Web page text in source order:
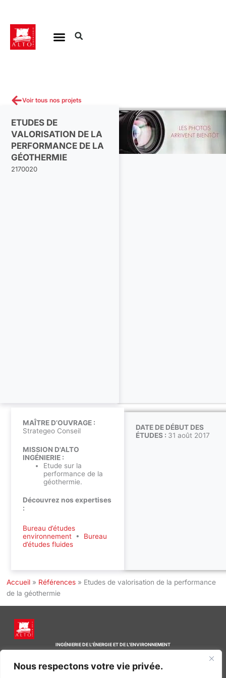
Nous respectons votre vie privée.
contenu
Voir tous nos projets
ETUDES DE
VALORISATION DE LA
PERFORMANCE DE LA
GÉOTHERMIE
2170020
DATE DE DÉBUT DES
ÉTUDES : 31 août 2017
MAÎTRE D’OUVRAGE :
Strategeo Conseil
MISSION D'ALTO
INGÉNIERIE :
Etude sur la
performance de la
géothermie.
Découvrez nos expertises
:
Bureau d’études
environnement• Bureau
d’études fluides
Accueil » Références » Etudes de valorisation de la performance
de la géothermie
INGÉNIERIE DE L’ÉNERGIE ET DE L’ENVIRONNEMENT